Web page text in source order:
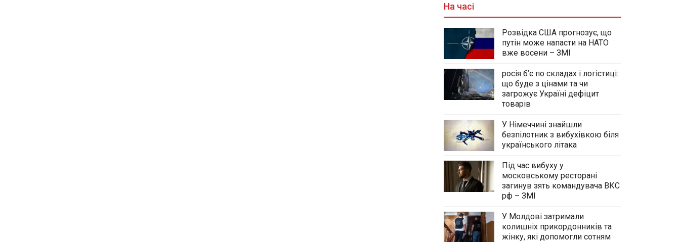
На часі
Розвідка США прогнозує, що
путін може напасти на НАТО
вже восени – ЗМІ
росія б’є по складах і логістиці:
що буде з цінами та чи
загрожує Україні дефіцит
товарів
У Німеччині знайшли
безпілотник з вибухівкою біля
українського літака
Під час вибуху у
московському ресторані
загинув зять командувача ВКС
рф – ЗМІ
У Молдові затримали
колишніх прикордонників та
жінку, які допомогли сотням